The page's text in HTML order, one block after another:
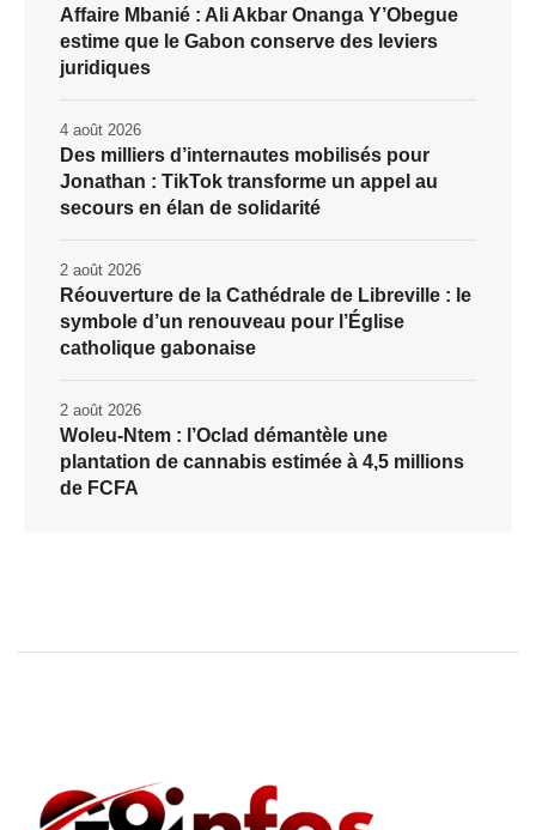
Affaire Mbanié : Ali Akbar Onanga Y’Obegue
estime que le Gabon conserve des leviers
juridiques
Des milliers d’internautes mobilisés pour
Jonathan : TikTok transforme un appel au
secours en élan de solidarité
4 août 2026
Réouverture de la Cathédrale de Libreville : le
symbole d’un renouveau pour l’Église
catholique gabonaise
2 août 2026
Woleu-Ntem : l’Oclad démantèle une
plantation de cannabis estimée à 4,5 millions
de FCFA
2 août 2026